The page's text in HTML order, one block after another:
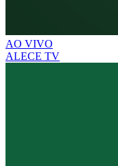
AO VIVO
ALECE TV